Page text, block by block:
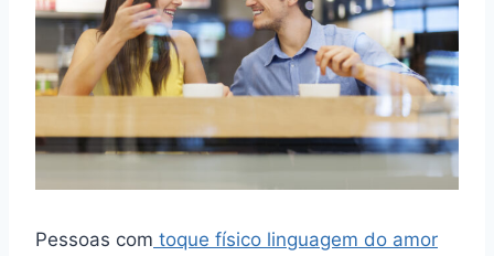
Pessoas com toque físico linguagem do amor